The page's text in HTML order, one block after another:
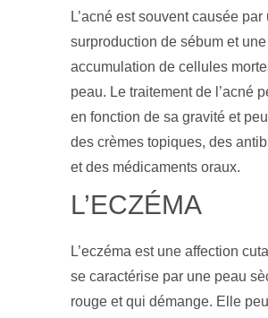
L’acné est souvent causée par
surproduction de sébum et une
accumulation de cellules
peau. Le traitement de l’acné
en fonction de sa gravité et
des crèmes topiques, des
et des médicaments oraux.
L’ECZÉMA
L’eczéma est une affection
se caractérise par une peau
rouge et qui démange. Elle